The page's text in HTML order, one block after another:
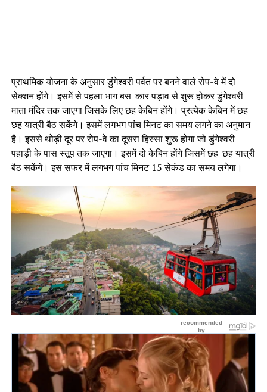
प्राथमिक योजना के अनुसार डुंगेश्वरी पर्वत पर बनने वाले रोप-वे में दो
सेक्शन होंगे। इसमें से पहला भाग बस-कार पड़ाव से शुरू होकर डुंगेश्वरी
माता मंदिर तक जाएगा जिसके लिए छह केबिन होंगे। प्रत्येक केबिन में छह-
छह यात्री बैठ सकेंगे। इसमें लगभग पांच मिनट का समय लगने का अनुमान
है। इससे थोड़ी दूर पर रोप-वे का दूसरा हिस्सा शुरू होगा जो डुंगेश्वरी
पहाड़ी के पास स्तूप तक जाएगा। इसमें दो केबिन होंगे जिसमें छह-छह यात्री
बैठ सकेंगे। इस सफर में लगभग पांच मिनट 15 सेकंड का समय लगेगा।